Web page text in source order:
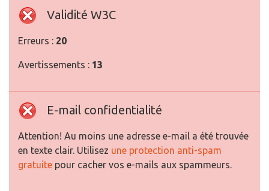
Validité W3C
Erreurs : 20
Avertissements : 13
E-mail confidentialité
Attention! Au moins une adresse e-mail a été trouvée
en texte clair. Utilisez une protection anti-spam
gratuite pour cacher vos e-mails aux spammeurs.